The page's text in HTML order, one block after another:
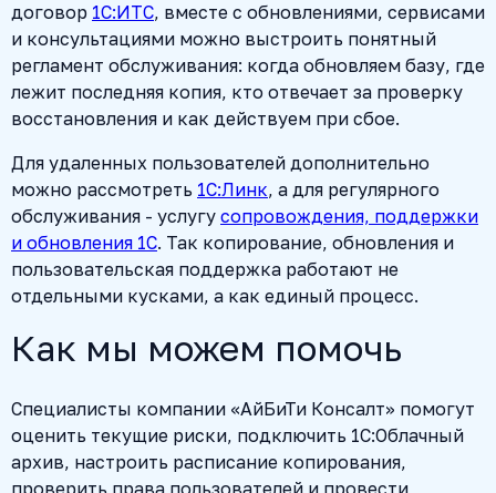
договор 1С:ИТС, вместе с обновлениями, сервисами
и консультациями можно выстроить понятный
регламент обслуживания: когда обновляем базу, где
лежит последняя копия, кто отвечает за проверку
восстановления и как действуем при сбое.
Для удаленных пользователей дополнительно
можно рассмотреть 1С:Линк, а для регулярного
обслуживания - услугу сопровождения, поддержки
и обновления 1С. Так копирование, обновления и
пользовательская поддержка работают не
отдельными кусками, а как единый процесс.
Как мы можем помочь
Специалисты компании «АйБиТи Консалт» помогут
оценить текущие риски, подключить 1С:Облачный
архив, настроить расписание копирования,
проверить права пользователей и провести